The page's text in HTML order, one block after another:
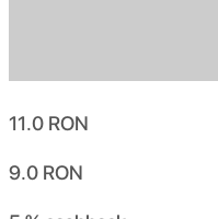
11.0 RON
9.0 RON